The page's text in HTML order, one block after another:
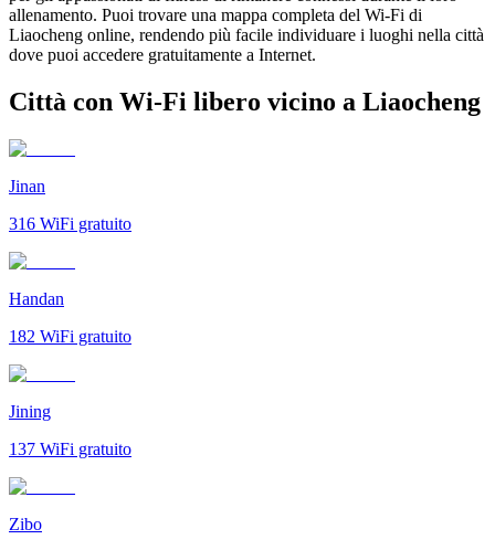
allenamento. Puoi trovare una mappa completa del Wi-Fi di
Liaocheng online, rendendo più facile individuare i luoghi nella città
dove puoi accedere gratuitamente a Internet.
Città con Wi-Fi libero vicino a Liaocheng
Jinan
316 WiFi gratuito
Handan
182 WiFi gratuito
Jining
137 WiFi gratuito
Zibo